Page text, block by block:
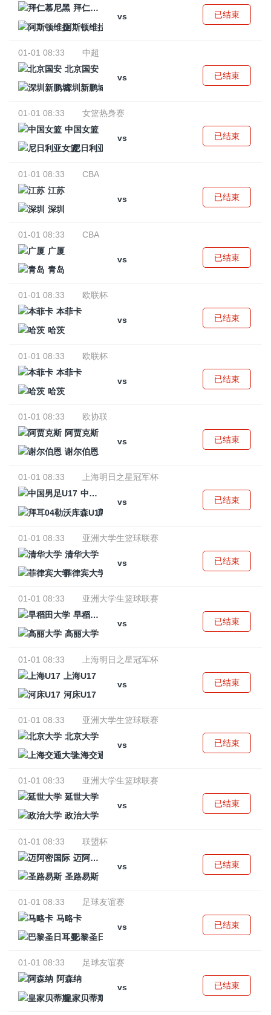
拜仁慕尼黑
vs
阿斯顿维拉
已结束
01-01 08:33
中超
北京国安
vs
深圳新鹏城
已结束
01-01 08:33
女篮热身赛
中国女篮
vs
尼日利亚女篮
已结束
01-01 08:33
CBA
江苏
vs
深圳
已结束
01-01 08:33
CBA
广厦
vs
青岛
已结束
01-01 08:33
欧联杯
本菲卡
vs
哈茨
已结束
01-01 08:33
欧联杯
本菲卡
vs
哈茨
已结束
01-01 08:33
欧协联
阿贾克斯
vs
谢尔伯恩
已结束
01-01 08:33
上海明日之星冠军杯
中国男足U17
vs
拜耳04勒沃库森U17
已结束
01-01 08:33
亚洲大学生篮球联赛
清华大学
vs
菲律宾大学
已结束
01-01 08:33
亚洲大学生篮球联赛
早稻田大学
vs
高丽大学
已结束
01-01 08:33
上海明日之星冠军杯
上海U17
vs
河床U17
已结束
01-01 08:33
亚洲大学生篮球联赛
北京大学
vs
上海交通大学
已结束
01-01 08:33
亚洲大学生篮球联赛
延世大学
vs
政治大学
已结束
01-01 08:33
联盟杯
迈阿密国际
vs
圣路易斯
已结束
01-01 08:33
足球友谊赛
马略卡
vs
巴黎圣日耳曼
已结束
01-01 08:33
足球友谊赛
阿森纳
vs
皇家贝蒂斯
已结束